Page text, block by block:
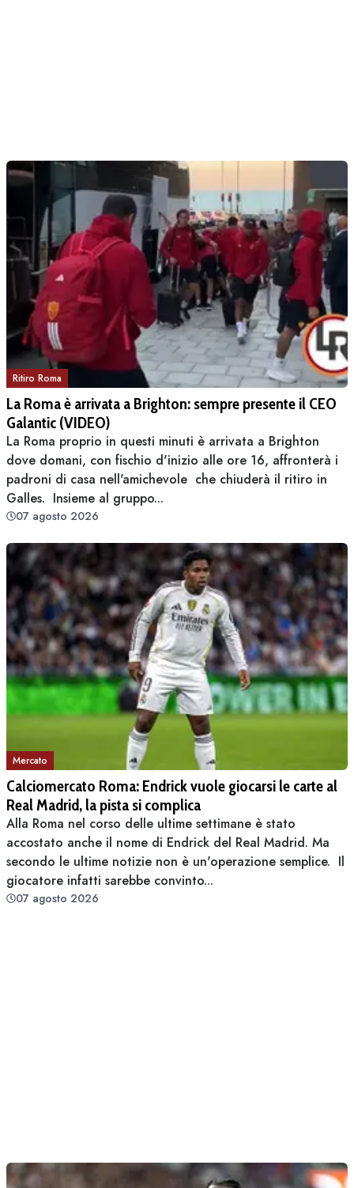
Ritiro Roma
La Roma è arrivata a Brighton: sempre presente il CEO
Galantic (VIDEO)
La Roma proprio in questi minuti è arrivata a Brighton
dove domani, con fischio d'inizio alle ore 16, affronterà i
padroni di casa nell'amichevole che chiuderà il ritiro in
Galles. Insieme al gruppo...
07 agosto 2026
Mercato
Calciomercato Roma: Endrick vuole giocarsi le carte al
Real Madrid, la pista si complica
Alla Roma nel corso delle ultime settimane è stato
accostato anche il nome di Endrick del Real Madrid. Ma
secondo le ultime notizie non è un'operazione semplice. Il
giocatore infatti sarebbe convinto...
07 agosto 2026